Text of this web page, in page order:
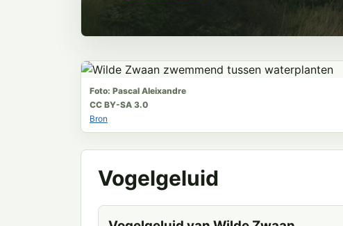
Foto: Pascal Aleixandre
CC BY-SA 3.0
Bron
Vogelgeluid